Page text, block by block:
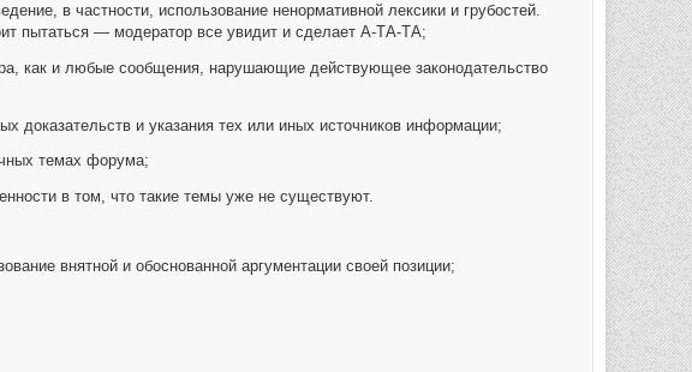
в частности, использование ненормативной лексики и грубостей.
пытаться — модератор все увидит и сделает А-ТА-ТА;
как и любые сообщения, нарушающие действующее законодательство
доказательств и указания тех или иных источников информации;
темах форума;
в том, что такие темы уже не существуют.
внятной и обоснованной аргументации своей позиции;